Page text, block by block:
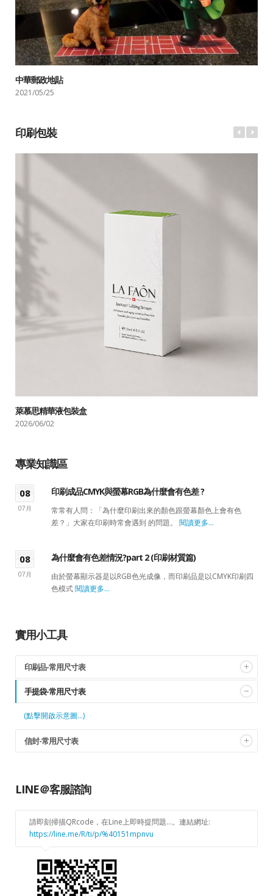
中華郵政地貼
2021/05/25
印刷包裝
萊慕思精華液包裝盒
2026/06/02
專業知識區
08
07月
印刷成品CMYK與螢幕RGB為什麼會有色差 ?
常常有人問：「為什麼印刷出來的顏色跟螢幕顏色上會有色
差？」大家在印刷時常會遇到 的問題。 閱讀更多...
08
07月
為什麼會有色差情況?part 2 (印刷材質篇)
由於螢幕顯示器是以RGB色光成像，而印刷品是以CMYK印刷四
色模式閱讀更多...
實用小工具
印刷品-常用尺寸表
(點擊開啟示意圖...)
手提袋-常用尺寸表
(點擊開啟示意圖...)
信封-常用尺寸表
LINE＠客服諮詢
請即刻掃描QRcode，在Line上即時提問題...。連結網址:
https://line.me/R/ti/p/%40151mpnvu